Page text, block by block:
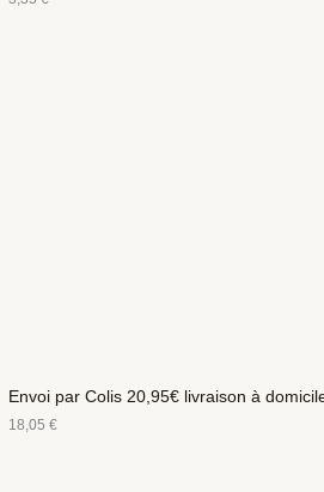
Envoi par Colis 20,95€ livraison à
18,05€